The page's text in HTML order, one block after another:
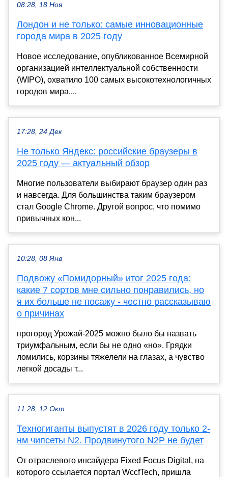
08:28, 18 Ноя
Лондон и не только: самые инновационные
города мира в 2025 году
Новое исследование, опубликованное Всемирной
организацией интеллектуальной собственности
(WIPO), охватило 100 самых высокотехнологичных
городов мира....
17:28, 24 Дек
Не только Яндекс: российские браузеры в
2025 году — актуальный обзор
Многие пользователи выбирают браузер один раз
и навсегда. Для большинства таким браузером
стал Google Chrome. Другой вопрос, что помимо
привычных кон...
10:28, 08 Янв
Подвожу «Помидорный» итог 2025 года:
какие 7 сортов мне сильно понравились, но
я их больше не посажу - честно рассказываю
о причинах
прогород Урожай-2025 можно было бы назвать
триумфальным, если бы не одно «но». Грядки
ломились, корзины тяжелели на глазах, а чувство
легкой досады т...
11:28, 12 Окт
Техногиганты выпустят в 2026 году только 2-
нм чипсеты N2. Продвинутого N2P не будет
От отраслевого инсайдера Fixed Focus Digital, на
которого ссылается портал WccfTech, пришла